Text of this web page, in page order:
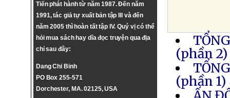
Tiến phát hành từ năm 1987. Đến năm
1991, tác giả tự xuất bản tập III và đến
năm 2005 thì hoàn tất tập IV. Quý vị có thể
hỏi mua sách hay dĩa đọc truyện qua địa
chỉ sau đây:
Dang Chi Binh
PO Box 255-571
Dorchester, MA. 02125, USA
(phần 2)
(phần 1)